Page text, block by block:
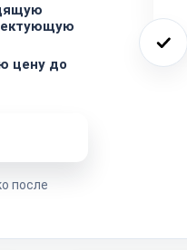
цену до
после